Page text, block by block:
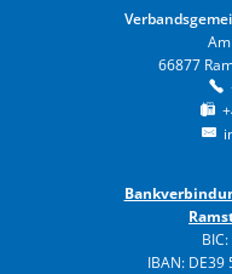
66877
IBAN: